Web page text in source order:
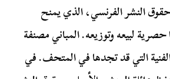
النشر الفرنسي، الذي يمنح
لبيعه وتوزيعه. المباني مصنفة
التي قد تجدها في المتحف. في